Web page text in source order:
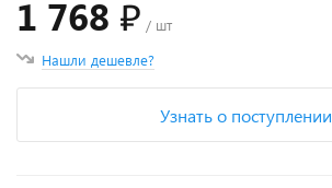
1 768 ₽ / шт
Нашли дешевле?
Узнать о поступлении